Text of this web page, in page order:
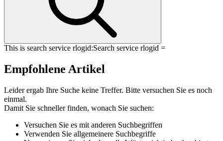
This is search service rlogid:Search service rlogid =
Empfohlene Artikel
Leider ergab Ihre Suche keine Treffer. Bitte versuchen Sie es noch
einmal.
Damit Sie schneller finden, wonach Sie suchen:
Versuchen Sie es mit anderen Suchbegriffen
Verwenden Sie allgemeinere Suchbegriffe